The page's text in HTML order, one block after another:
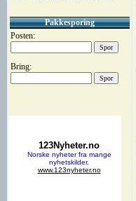
Pakkesporing
Posten:
Bring: